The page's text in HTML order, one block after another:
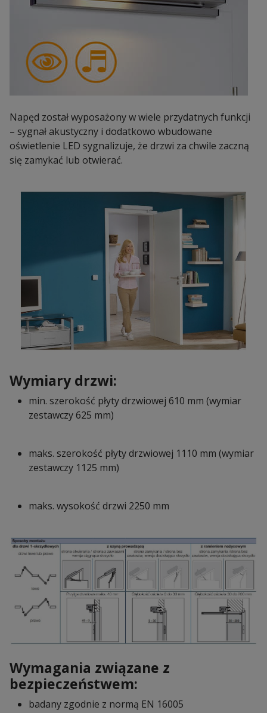
Napęd został wyposażony w wiele przydatnych funkcji
– sygnał akustyczny i dodatkowo wbudowane
oświetlenie LED sygnalizuje, że drzwi za chwile zaczną
się zamykać lub otwierać.
Wymiary drzwi:
min. szerokość płyty drzwiowej 610 mm (wymiar
zestawczy 625 mm)
maks. szerokość płyty drzwiowej 1110 mm (wymiar
zestawczy 1125 mm)
maks. wysokość drzwi 2250 mm
Wymagania związane z
bezpieczeństwem:
badany zgodnie z normą EN 16005